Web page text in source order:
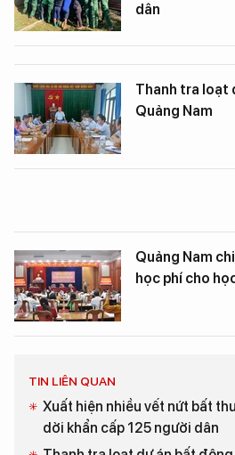
dân
Thanh tra loạt
Quảng Nam
Quảng Nam
học phí cho
TIN LIÊN QUAN
Xuất hiện nhiều vết nứt bất
dời khẩn cấp 125 người dân